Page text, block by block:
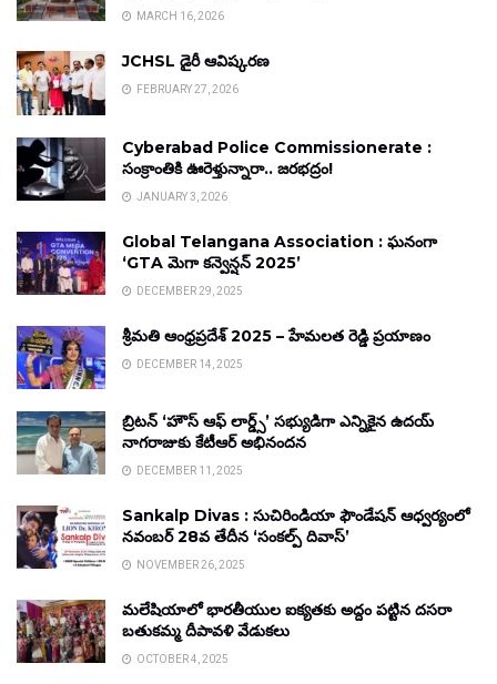
MARCH 16, 2026
JCHSL డైరీ ఆవిష్కరణ
FEBRUARY 27, 2026
Cyberabad Police Commissionerate :
సంక్రాంతికి ఊరెళ్తున్నారా.. జరభద్రం!
JANUARY 3, 2026
Global Telangana Association : ఘనంగా
‘GTA మెగా కన్వెన్షన్ 2025’
DECEMBER 29, 2025
శ్రీమతి ఆంధ్రప్రదేశ్ 2025 – హేమలత రెడ్డి ప్రయాణం
DECEMBER 14, 2025
బ్రిటన్ ‘హౌస్ ఆఫ్ లార్డ్స్’ సభ్యుడిగా ఎన్నికైన ఉదయ్
నాగరాజుకు కేటీఆర్ అభినందన
DECEMBER 11, 2025
Sankalp Divas : సుచిరిండియా ఫౌండేషన్ ఆధ్వర్యంలో
నవంబర్ 28వ తేదీన ‘సంకల్ప్ దివాస్’
NOVEMBER 26, 2025
మలేషియాలో భారతీయుల ఐక్యతకు అద్దం పట్టిన దసరా
బతుకమ్మ దీపావళి వేడుకలు
OCTOBER 4, 2025